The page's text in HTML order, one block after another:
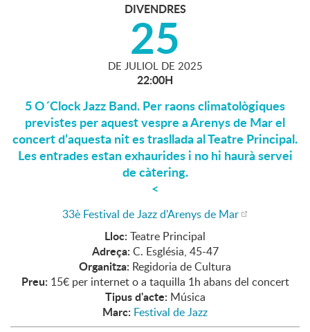
DIVENDRES
25
DE JULIOL DE 2025
22:00H
5 O´Clock Jazz Band. Per raons climatològiques
previstes per aquest vespre a Arenys de Mar el
concert d’aquesta nit es trasllada al Teatre Principal.
Les entrades estan exhaurides i no hi haurà servei
de càtering.
<
33è Festival de Jazz d'Arenys de Mar
Lloc: Teatre Principal
Adreça: C. Església, 45-47
Organitza: Regidoria de Cultura
Preu: 15€ per internet o a taquilla 1h abans del concert
Tipus d'acte: Música
Marc: Festival de Jazz